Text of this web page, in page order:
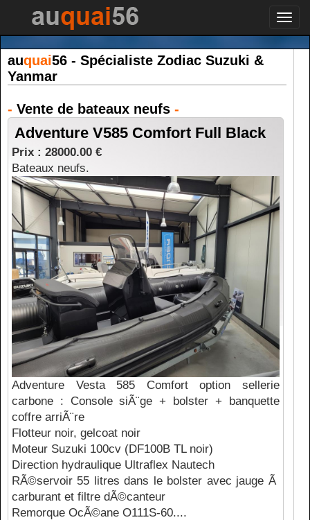
auquai56 - Spécialiste Zodiac Suzuki &
Yanmar
- Vente de bateaux neufs -
Adventure V585 Comfort Full Black
Prix : 28000.00 €
Bateaux neufs.
Adventure Vesta 585 Comfort option sellerie
carbone : Console siÃ¨ge + bolster + banquette
coffre arriÃ¨re
Flotteur noir, gelcoat noir
Moteur Suzuki 100cv (DF100B TL noir)
Direction hydraulique Ultraflex Nautech
RÃ©servoir 55 litres dans le bolster avec jauge Ã
carburant et filtre dÃ©canteur
Remorque OcÃ©ane O111S-60....